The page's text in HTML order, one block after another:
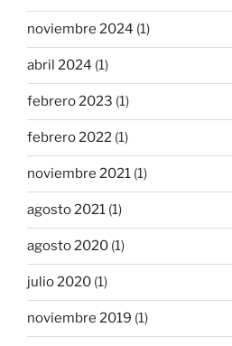
noviembre 2024 (1)
abril 2024 (1)
febrero 2023 (1)
febrero 2022 (1)
noviembre 2021 (1)
agosto 2021 (1)
agosto 2020 (1)
julio 2020 (1)
noviembre 2019 (1)